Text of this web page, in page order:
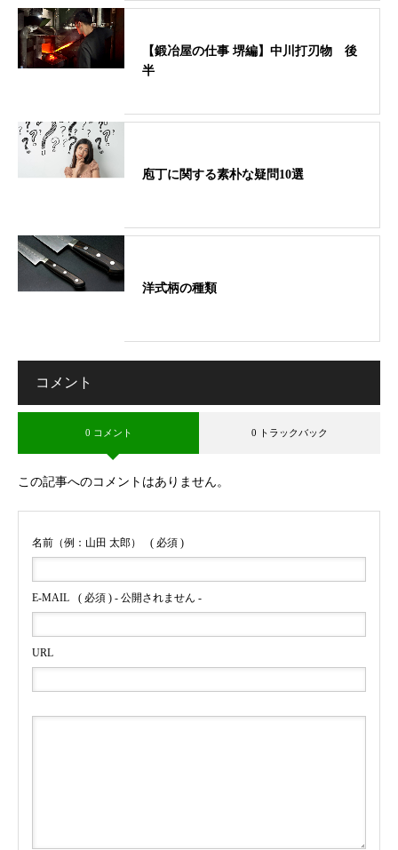
【鍛冶屋の仕事 堺編】中川打刃物 後
半
庖丁に関する素朴な疑問10選
洋式柄の種類
コメント
0 コメント 0 トラックバック
この記事へのコメントはありません。
名前（例：山田 太郎） ( 必須 )
E-MAIL ( 必須 ) - 公開されません -
URL